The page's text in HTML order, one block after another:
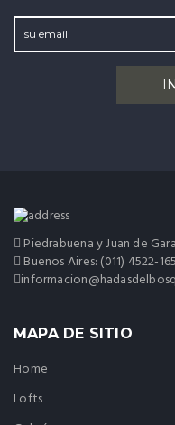
Piedrabuena y Juan de
Buenos Aires: (011) 4522-
MAPA DE SITIO
Home
Lofts